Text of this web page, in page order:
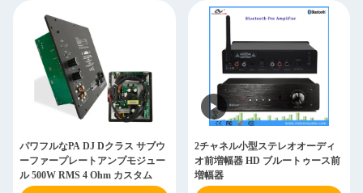
パワフルなPA DJ Dクラス サブウ
ーファープレートアンプモジュー
ル 500W RMS 4 Ohm カスタム
2チャネル小型ステレオオーディ
オ前増幅器 HD ブルートゥース前
増幅器